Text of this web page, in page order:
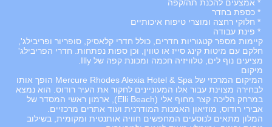
* אמצעים להכנת תה/קפה
* כספת בחדר
* חלוקי רחצה ומוצרי טיפוח איכותיים
* פינת עבודה
קיימות מספר קטגוריות חדרים, כולל חדרי קלאסיק, סופריור ופריבילג',
חלקם עם מיטות קינג סייז או טווין, וכן ספות נפתחות. חדרי הפריבילג'
מציעים נוף לים, טלוויזיה חכמה ומכונת קפה של Illy.
מיקום
המיקום המרכזי של Mercure Rhodes Alexia Hotel & Spa הופך אותו
לבחירה מצוינת עבור אלו המעוניינים לחקור את העיר רודוס. הוא נמצא
במרחק הליכה קצר מחוף אלי (Elli Beach), ארמון ראשי המסדר של
אבירי רודוס, מוזיאון האמנות המודרנית ועוד אתרים מרכזיים.
המלון מתאים לנוסעים המחפשים חוויה אותנטית ומקומית, בשילוב